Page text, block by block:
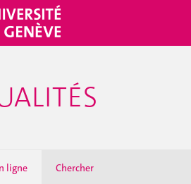
ligne Chercher